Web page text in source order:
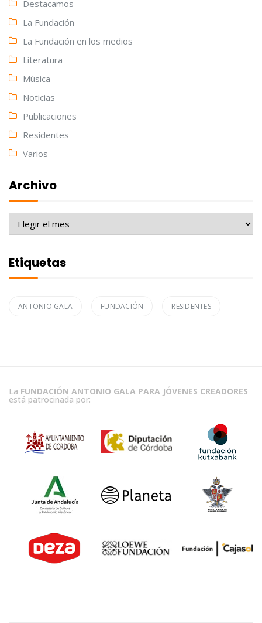
Destacamos
La Fundación
La Fundación en los medios
Literatura
Música
Noticias
Publicaciones
Residentes
Varios
Archivo
Archivo
Etiquetas
ANTONIO GALA FUNDACIÓN RESIDENTES
La FUNDACIÓN ANTONIO GALA PARA JÓVENES CREADORES
está patrocinada por: